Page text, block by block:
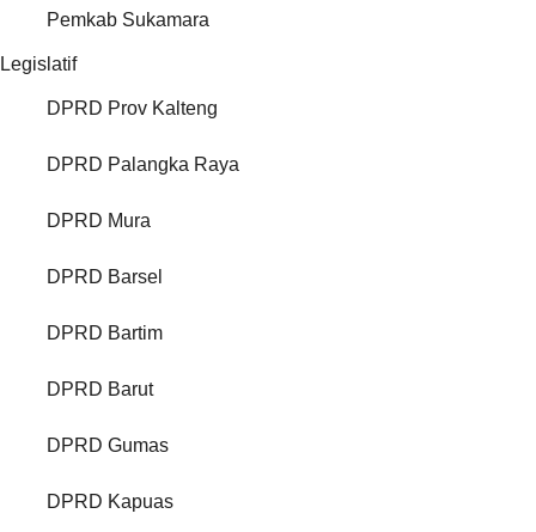
Pemkab Sukamara
Legislatif
DPRD Prov Kalteng
DPRD Palangka Raya
DPRD Mura
DPRD Barsel
DPRD Bartim
DPRD Barut
DPRD Gumas
DPRD Kapuas